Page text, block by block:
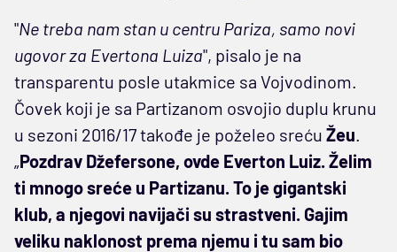
"Ne treba nam stan u centru Pariza, samo novi
ugovor za Evertona Luiza", pisalo je na
transparentu posle utakmice sa Vojvodinom.
Čovek koji je sa Partizanom osvojio duplu krunu
u sezoni 2016/17 takođe je poželeo sreću Žeu.
„Pozdrav Džefersone, ovde Everton Luiz. Želim
ti mnogo sreće u Partizanu. To je gigantski
klub, a njegovi navijači su strastveni. Gajim
veliku naklonost prema njemu i tu sam bio